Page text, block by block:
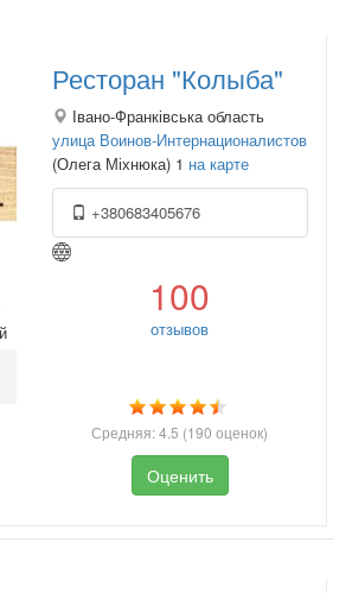
Ресторан "Колыба"
Івано-Франківська область
улица Воинов-Интернационалистов
(Олега Міхнюка) 1 на карте
+380683405676
100
отзывов
Средняя:4.5 (190 оценок)
Оценить